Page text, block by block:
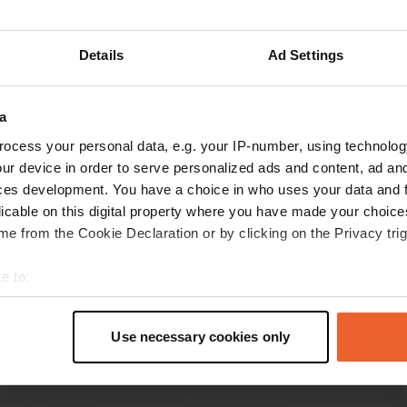
Details Ad Settings
your personal data, e.g. your IP-number, using
device in order to serve personalized ads and content, ad
development. You have a choice in who uses your data and
on this digital property where you have made your
from the Cookie Declaration or by clicking on the Privacy
to:
geographical location which can be accurate to within
personal data is processed and set your preferences in the
Use necessary cookies only
d dutchmoab
jun. 2026
Bijna een uur gewacht totdat een andere
camperaar me geholpen heeft